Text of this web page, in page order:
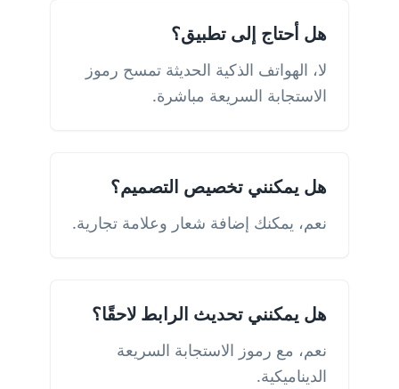
هل أحتاج إلى تطبيق؟
لا، الهواتف الذكية الحديثة تمسح رموز
الاستجابة السريعة مباشرة.
هل يمكنني تخصيص التصميم؟
نعم، يمكنك إضافة شعار وعلامة تجارية.
هل يمكنني تحديث الرابط لاحقًا؟
نعم، مع رموز الاستجابة السريعة
الديناميكية.